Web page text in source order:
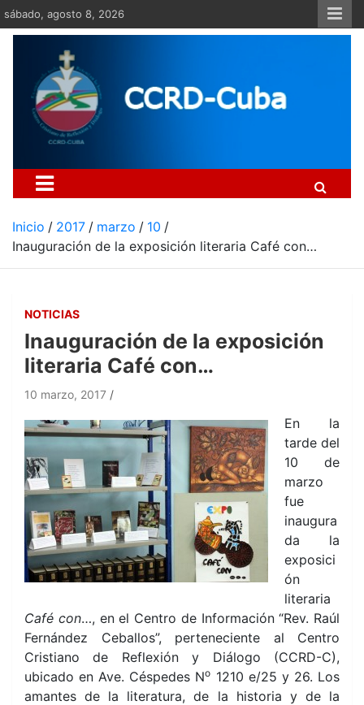
Saltar
al
sábado, agosto 8, 2026
Inicio 2017 marzo
10
Inauguración de la exposición literaria Café con…
NOTICIAS
Inauguración de la exposición
literaria Café con…
10 marzo, 2017
En la
tarde del
10 de
marzo
fue
inaugura
da la
exposici
ón
literaria
Café con…, en el Centro de Información “Rev. Raúl
Fernández Ceballos”, perteneciente al Centro
Cristiano de Reflexión y Diálogo (CCRD-C),
ubicado en Ave. Céspedes No 1210 e/25 y 26. Los
amantes de la literatura, de la historia y de la